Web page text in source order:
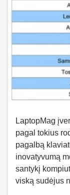
LaptopMag
pagal tokius
pagalbą
inovatyvumą
santykį
viską sudėjus